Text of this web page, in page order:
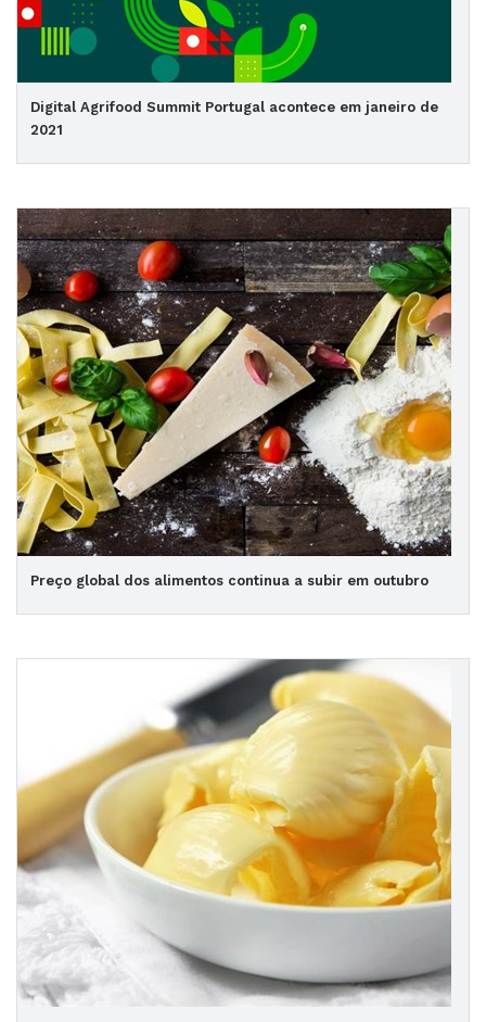
Digital Agrifood Summit Portugal acontece em janeiro de
2021
Preço global dos alimentos continua a subir em outubro